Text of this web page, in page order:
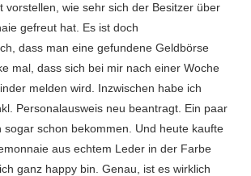
vorstellen, wie sehr sich der Besitzer über
gefreut hat. Es ist doch
dass man eine gefundene Geldbörse
mal, dass sich bei mir nach einer Woche
melden wird. Inzwischen habe ich
Personalausweis neu beantragt. Ein paar
sogar schon bekommen. Und heute kaufte
aus echtem Leder in der Farbe
ganz happy bin. Genau, ist es wirklich